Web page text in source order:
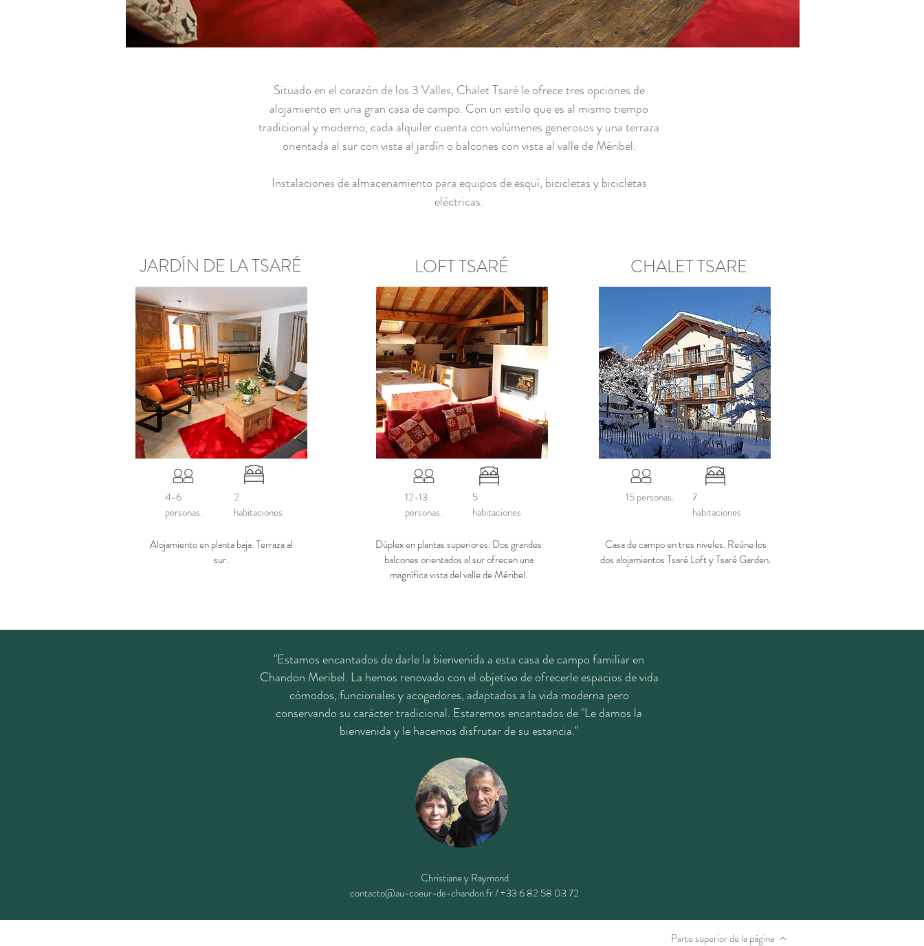
Situado en el corazón de los 3 Valles, Chalet Tsaré le ofrece tres opciones de
alojamiento en una gran casa de campo. Con un estilo que es al mismo tiempo
tradicional y moderno, cada alquiler cuenta con volúmenes generosos y una terraza
orientada al sur con vista al jardín o balcones con vista al valle de Méribel.
Instalaciones de almacenamiento para equipos de esquí, bicicletas y bicicletas
eléctricas.
JARDÍN DE LA TSARÉ
4-6
personas.
2
habitaciones
Alojamientoen planta baja. Terraza al
sur.
LOFT TSARÉ
12-13
personas.
5
habitaciones
Dúplex en plantas superiores. Dos grandes
balcones orientados al sur ofrecen una
magnífica vista del valle de Méribel.
CHALET TSARE
15 personas.
7
habitaciones
Casa de campo en tres niveles. Reúne los
dos alojamientosTsaré Loft y Tsaré Garden.
"Estamos encantados de darle la bienvenida a esta casa de campo familiar en
Chandon Meribel. La hemos renovado con el objetivo de ofrecerle espacios de vida
cómodos, funcionales y acogedores, adaptados a la vida moderna pero
conservando su carácter tradicional. Estaremos encantados de "Le damos la
bienvenida y le hacemos disfrutar de su estancia."
Christiane y Raymond
contacto@au-coeur-de-chandon.fr/ +33 6 82 58 03 72
Parte superior de la página